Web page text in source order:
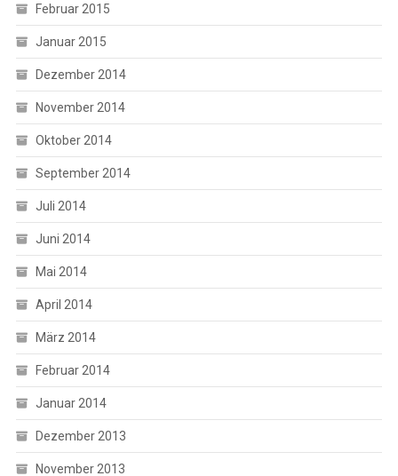
Februar 2015
Januar 2015
Dezember 2014
November 2014
Oktober 2014
September 2014
Juli 2014
Juni 2014
Mai 2014
April 2014
März 2014
Februar 2014
Januar 2014
Dezember 2013
November 2013